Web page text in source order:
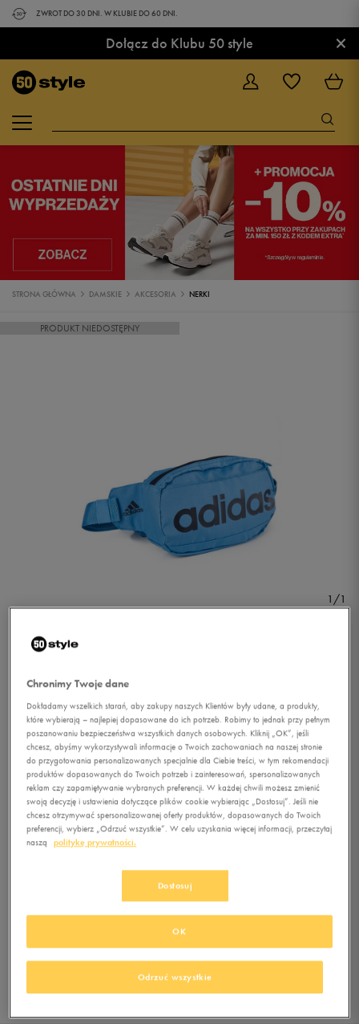
ZWROT DO 30 DNI. W KLUBIE DO 60 DNI.
Dołącz do Klubu 50 style ×
STRONA GŁÓWNA DAMSKIE AKCESORIA NERKI
PRODUKT NIEDOSTĘPNY
1/1
ADIDAS NERKA LINEAR
PERFORMANCE
WAISTBAG
0.0 (0 )
złz Vat
+ 0 PKT WKLUBIE 50 STYLE
Produkt niedostępny
Wybierz rozmiar
Sprawdź dostępność w salonach
Chronimy Twoje dane
Dokładamy wszelkich starań, aby zakupy naszych Klientów były udane, a produkty,
które wybierają – najlepiej dopasowane do ich potrzeb. Robimy to jednak przy pełnym
poszanowaniu bezpieczeństwa wszystkich danych osobowych. Kliknij „OK”, jeśli
chcesz, abyśmy wykorzystywali informacje o Twoich zachowaniach na naszej stronie
do przygotowania personalizowanych specjalnie dla Ciebie treści, w tym rekomendacji
produktów dopasowanych do Twoich potrzeb i zainteresowań, spersonalizowanych
reklam czy zapamiętywanie wybranych preferencji. W każdej chwili możesz zmienić
swoją decyzję i ustawienia dotyczące plików cookie wybierając „Dostosuj”. Jeśli nie
chcesz otrzymywać spersonalizowanej oferty produktów, dopasowanych do Twoich
preferencji, wybierz „Odrzuć wszystkie”. W celu uzyskania więcej informacji, przeczytaj
naszą
politykę prywatności.
Dostosuj
Odrzuć wszystkie
OK